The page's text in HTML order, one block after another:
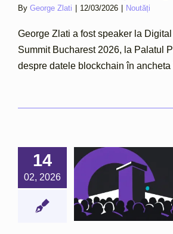
By George Zlati 12/03/2026 Noutăți
George Zlati a fost speaker la
Summit Bucharest 2026, la Palatul
despre datele blockchain în ancheta
14
02, 2026
Zlati,
la
9.0